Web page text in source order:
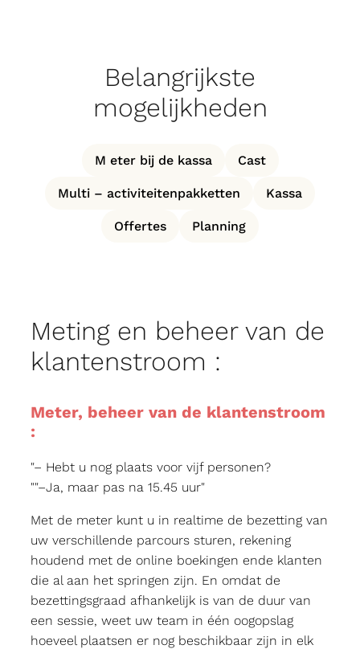
Belangrijkste
mogelijkheden
M eter bij de kassa Cast
Multi – activiteitenpakketten Kassa
Offertes Planning
Meting en beheer van de
klantenstroom :
Meter, beheer van de klantenstroom
:
– Hebt u nog plaats voor vijf personen?
–Ja, maar pas na 15.45 uur
Met de meter kunt u in realtime de bezetting van
uw verschillende parcours sturen, rekening
houdend met de online boekingen ende klanten
die al aan het springen zijn. En omdat de
bezettingsgraad afhankelijk is van de duur van
een sessie, weet uw team in één oogopslag
hoeveel plaatsen er nog beschikbaar zijn in elk